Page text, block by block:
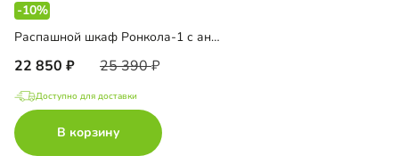
-10%
Распашной шкаф Ронкола-1 с антресолью
22 850 25 390
Доступно для доставки
В корзину